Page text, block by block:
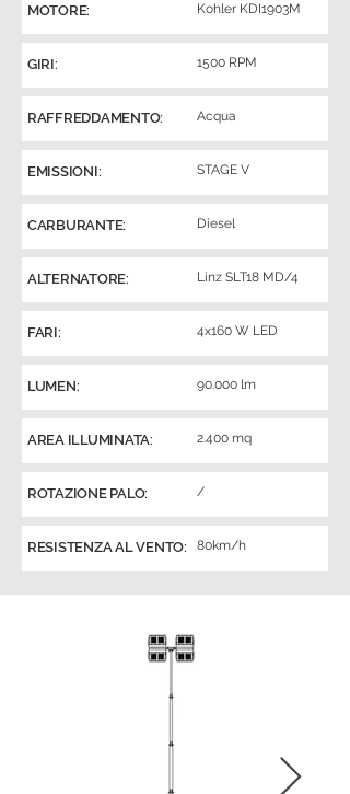
MOTORE: Kohler KDI1903M
GIRI: 1500 RPM
RAFFREDDAMENTO: Acqua
EMISSIONI: STAGE V
CARBURANTE: Diesel
ALTERNATORE: Linz SLT18 MD/4
FARI: 4x160 W LED
LUMEN: 90.000 lm
AREA ILLUMINATA: 2.400 mq
ROTAZIONE PALO: /
RESISTENZA AL VENTO: 80km/h